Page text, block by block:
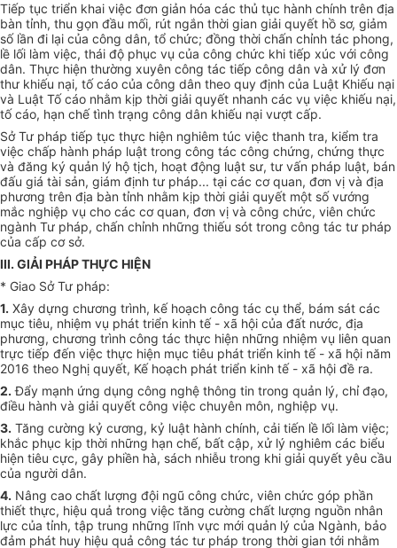
Tiếp tục triển khai việc đơn giản hóa các thủ tục hành chính trên địa
bàn tỉnh, thu gọn đầu mối, rút ngắn thời gian giải quyết hồ sơ, giảm
số lần đi lại của công dân, tổ chức; đồng thời chấn chỉnh tác phong,
lề lối làm việc, thái độ phục vụ của công chức khi tiếp xúc với công
dân. Thực hiện thường xuyên công tác tiếp công dân và xử lý đơn
thư khiếu nại, tố cáo của công dân theo quy định của Luật Khiếu nại
và Luật Tốcáo nhằm kịp thời giải quyết nhanh các vụ việc khiếu nại,
tốcáo, hạn chế tình trạng công dân khiếu nại vượt cấp.
Sở Tư pháp tiếp tục thực hiện nghiêm túc việc thanh tra, kiểm tra
việc chấp hành pháp luật trong công tác công chứng, chứng thực
và đăng ký quản lý hộ tịch, hoạt động luật sư, tư vấn pháp luật, bán
đấu giá tài sản, giám định tư pháp... tại các cơ quan, đơn vị và địa
phương trên địa bàn tỉnh nhằm kịp thời giải quyết một số vướng
mắc nghiệp vụ cho các cơ quan, đơn vị và công chức, viên chức
ngành Tư pháp, chấn chỉnh những thiếu sót trong công tác tư pháp
của cấp cơ sở.
III. GIẢI PHÁP THỰC HIỆN
* Giao Sở Tư pháp:
1. Xây dựng chương trình, kế hoạch công tác cụ thể, bám sát các
mục tiêu, nhiệm vụ phát triển kinh tế - xã hội của đất nước, địa
phương, chương trình công tác thực hiện những nhiệm vụ liên quan
trực tiếp đến việc thực hiện mục tiêu phát triển kinh tế - xã hội năm
2016 theo Nghị quyết, Kế hoạch phát triển kinh tế - xã hội đề ra.
2. Đẩy mạnh ứng dụng công nghệ thông tin trong quản lý, chỉ đạo,
điều hành và giải quyết công việc chuyên môn, nghiệp vụ.
3. Tăng cường kỷ cương, kỷ luật hành chính, cải tiến lề lối làm việc;
khắc phục kịp thời những hạn chế, bất cập, xử lý nghiêm các biểu
hiện tiêu cực, gây phiền hà, sách nhiễu trong khi giải quyết yêu cầu
của người dân.
4. Nâng cao chất lượng đội ngũ công chức, viên chức góp phần
thiết thực, hiệu quả trong việc tăng cường chất lượng nguồn nhân
lực của tỉnh, tập trung những lĩnh vực mới quản lý của Ngành, bảo
đảm phát huy hiệu quả công tác tư pháp trong thời gian tới nhằm